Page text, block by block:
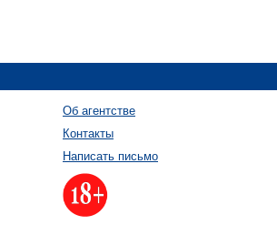
Об агентстве
Контакты
Написать письмо